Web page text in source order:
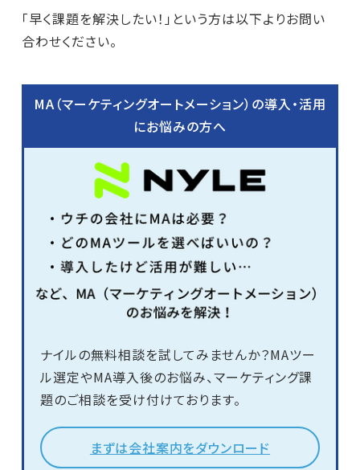
「早く課題を解決したい！」という方は以下よりお問い
合わせください。
MA（マーケティングオートメーション）の導入・活用
にお悩みの方へ
ナイルの無料相談を試してみませんか？MAツー
ル選定やMA導入後のお悩み、マーケティング課
題のご相談を受け付けております。
まずは会社案内をダウンロード